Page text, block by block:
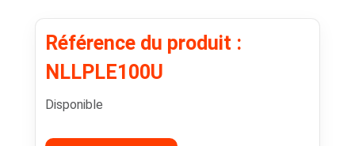
Référence du produit :
NLLPLE100U
Disponible